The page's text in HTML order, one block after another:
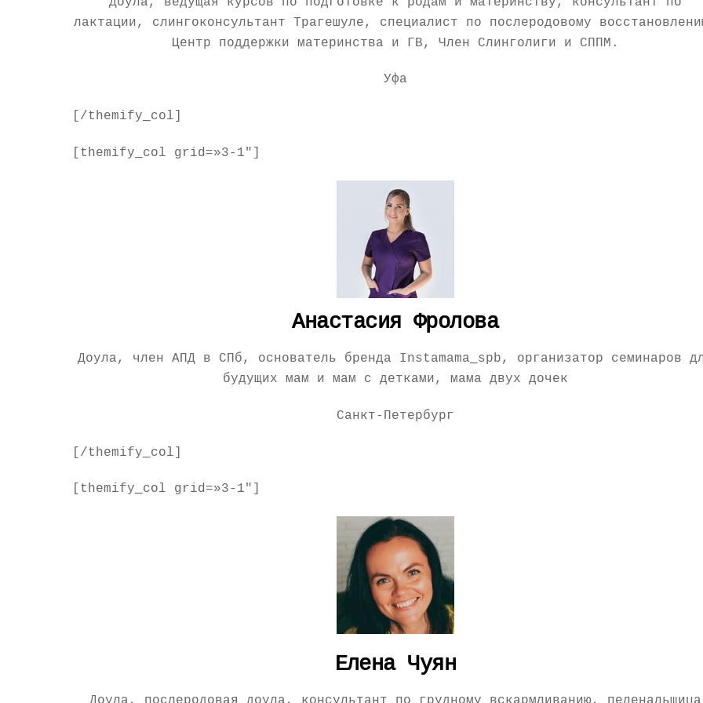
Доула, ведущая курсов по подготовке к родам и материнству, консультант по
лактации, слингоконсультант Трагешуле, специалист по послеродовому
Центр поддержки материнства и ГВ, Член Слинголиги и СППМ.
Уфа
[/themify_col]
[themify_col grid=»3-1″]
Анастасия Фролова
Доула, член АПД в СПб, основатель бренда Instamama_spb, организатор семинаров
будущих мам и мам с детками, мама двух дочек
Санкт-Петербург
[/themify_col]
[themify_col grid=»3-1″]
Елена Чуян
Доула, послеродовая доула, консультант по грудному вскармливанию, пеленальщица